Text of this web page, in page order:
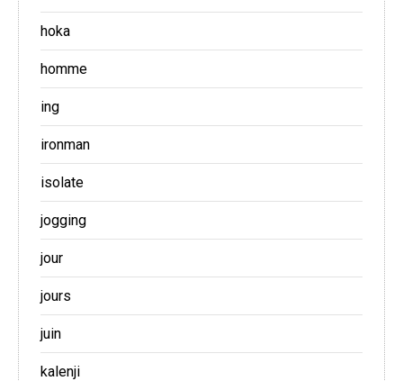
hoka
homme
ing
ironman
isolate
jogging
jour
jours
juin
kalenji